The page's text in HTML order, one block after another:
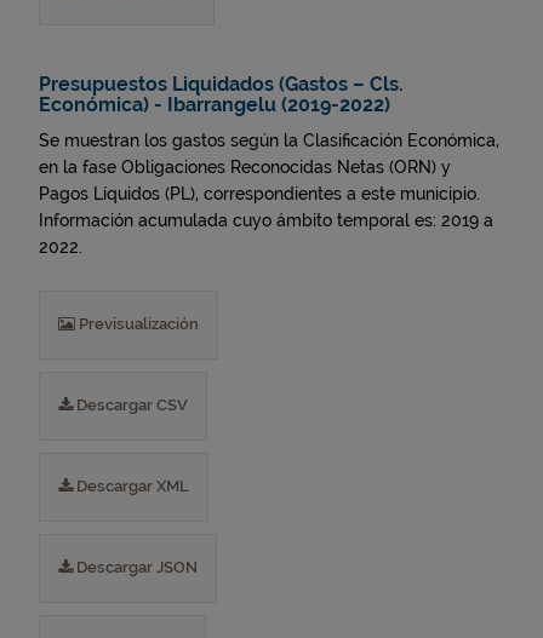
Presupuestos Liquidados (Gastos – Cls.
Económica) - Ibarrangelu (2019-2022)
Se muestran los gastos según la Clasificación Económica,
en la fase Obligaciones Reconocidas Netas (ORN) y
Pagos Líquidos (PL), correspondientes a este municipio.
Información acumulada cuyo ámbito temporal es: 2019 a
2022.
Previsualización
Descargar CSV
Descargar XML
Descargar JSON